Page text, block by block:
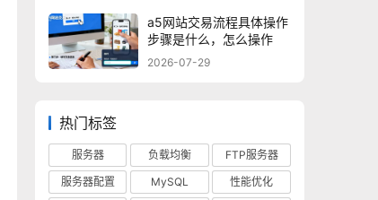
a5网站交易流程具体操作
步骤是什么，怎么操作
2026-07-29
热门标签
服务器 负载均衡
FTP服务器
服务器配置
MySQL
性能优化